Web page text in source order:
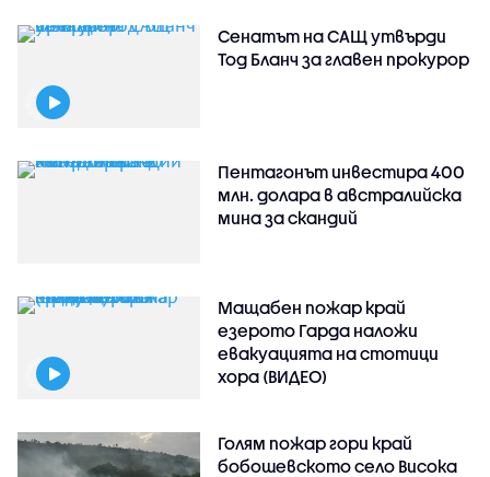
Сенатът на САЩ утвърди
Тод Бланч за главен прокурор
Пентагонът инвестира 400
млн. долара в австралийска
мина за скандий
Мащабен пожар край
езерото Гарда наложи
евакуацията на стотици
хора (ВИДЕО)
Голям пожар гори край
бобошевското село Висока